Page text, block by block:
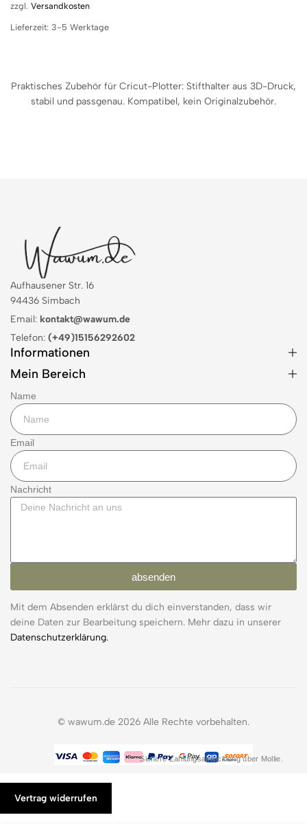
zzgl. Versandkosten
Lieferzeit: 3-5 Werktage
Praktisches Zubehör für Cricut-Plotter: Stifthalter aus 3D-Druck,
stabil und passgenau. Kompatibel, kein Originalzubehör.
Aufhausener Str. 16
94436 Simbach
Email: kontakt@wawum.de
Telefon: (+49)15156292602
Informationen
Mein Bereich
Name
Email
Nachricht
absenden
Mit dem Absenden erklärst du dich einverstanden, dass wir
deine Daten zur Bearbeitung speichern. Mehr dazu in unserer
Datenschutzerklärung.
© wawum.de 2026 Alle Rechte vorbehalten.
Sichere Zahlungsabwicklung über Mollie.
Vertrag widerrufen